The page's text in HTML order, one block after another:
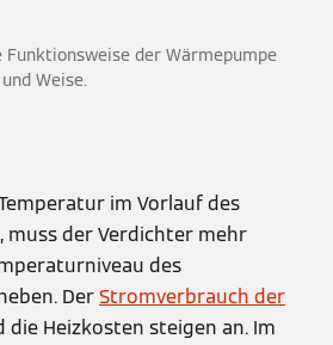
Funktionsweise der Wärmepumpe
Weise.
im Vorlauf des
muss der Verdichter mehr
des
DerStromverbrauch der
die Heizkosten steigen an. Im